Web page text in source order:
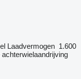
Laadvermogen 1.600
achterwielaandrijving